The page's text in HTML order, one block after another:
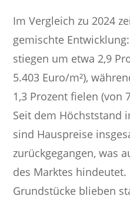
Im Vergleich zu 2024
gemischte
stiegen um etwa 2,9
5.403 Euro/m²),
1,3 Prozent fielen (von
Seit dem Höchststand
sind Hauspreise
zurückgegangen, was
des Marktes
Grundstücke blieben